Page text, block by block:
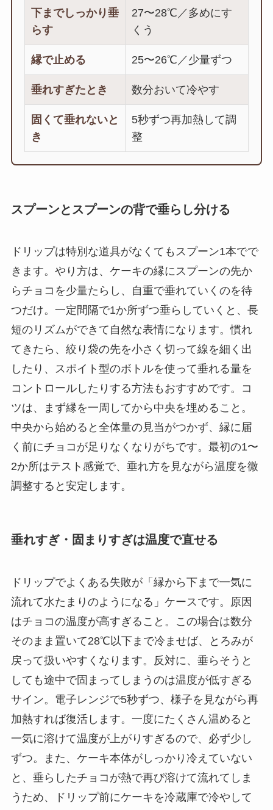
下までしっかり垂
らす
27〜28℃／多めにす
くう
縁で止める 25〜26℃／少量ずつ
垂れすぎたとき 数分おいて冷やす
固くて垂れないと
き
5秒ずつ再加熱して調
整
スプーンとスプーンの背で垂らし分ける
ドリップは特別な道具がなくてもスプーン1本でで
きます。やり方は、ケーキの縁にスプーンの先か
らチョコを少量たらし、自重で垂れていくのを待
つだけ。一定間隔で1か所ずつ垂らしていくと、長
短のリズムができて自然な表情になります。慣れ
てきたら、絞り袋の先を小さく切って線を細く出
したり、スポイト型のボトルを使って垂れる量を
コントロールしたりする方法もおすすめです。コ
ツは、まず縁を一周してから中央を埋めること。
中央から始めると全体量の見当がつかず、縁に届
く前にチョコが足りなくなりがちです。最初の1〜
2か所はテスト感覚で、垂れ方を見ながら温度を微
調整すると安定します。
垂れすぎ・固まりすぎは温度で直せる
ドリップでよくある失敗が「縁から下まで一気に
流れて水たまりのようになる」ケースです。原因
はチョコの温度が高すぎること。この場合は数分
そのまま置いて28℃以下まで冷ませば、とろみが
戻って扱いやすくなります。反対に、垂らそうと
しても途中で固まってしまうのは温度が低すぎる
サイン。電子レンジで5秒ずつ、様子を見ながら再
加熱すれば復活します。一度にたくさん温めると
一気に溶けて温度が上がりすぎるので、必ず少し
ずつ。また、ケーキ本体がしっかり冷えていない
と、垂らしたチョコが熱で再び溶けて流れてしま
うため、ドリップ前にケーキを冷蔵庫で冷やして